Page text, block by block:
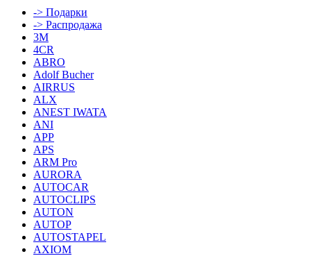
-> Подарки
-> Распродажа
3M
4CR
ABRO
Adolf Bucher
AIRRUS
ALX
ANEST IWATA
ANI
APP
APS
ARM Pro
AURORA
AUTOCAR
AUTOCLIPS
AUTON
AUTOP
AUTOSTAPEL
AXIOM